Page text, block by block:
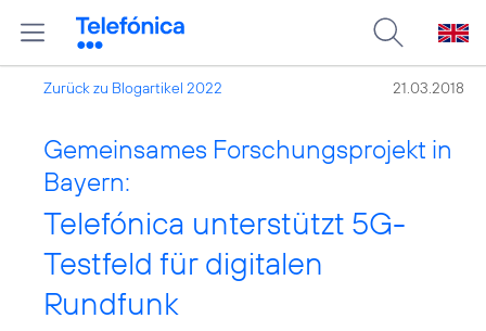
Zurück zu Blogartikel 2022 21.03.2018
Gemeinsames Forschungsprojekt in
Bayern:
Telefónica unterstützt 5G-
Testfeld für digitalen
Rundfunk